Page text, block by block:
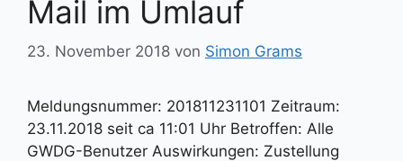
Mail im Umlauf
23. November 2018 von Simon Grams
Meldungsnummer: 201811231101 Zeitraum:
23.11.2018 seit ca 11:01 Uhr Betroffen: Alle
GWDG-Benutzer Auswirkungen: Zustellung